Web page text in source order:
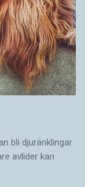
bli djuränklingar
avlider kan